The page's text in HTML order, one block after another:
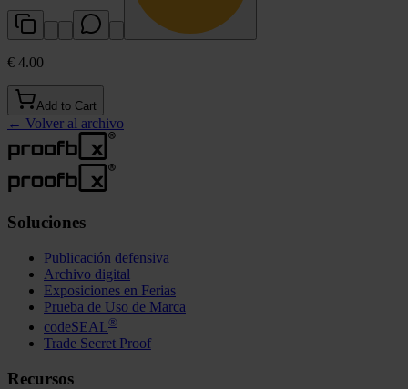
€ 4.00
Add to Cart
← Volver al archivo
Soluciones
Publicación defensiva
Archivo digital
Exposiciones en Ferias
Prueba de Uso de Marca
codeSEAL®
Trade Secret Proof
Recursos